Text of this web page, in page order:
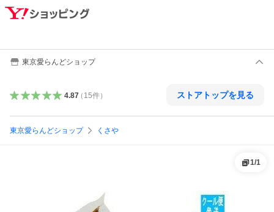
東京愛らんどショップ
4.87（ 15件） ストアトップを見る
東京愛らんどショップ くさや
1/1